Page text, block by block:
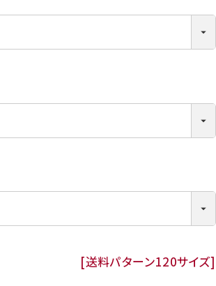
送料パターン120サイズ